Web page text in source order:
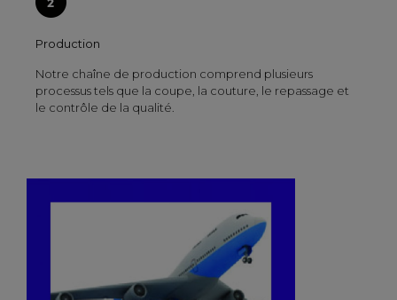
Production
Notre chaîne de production comprend plusieurs
processus tels que la coupe, la couture, le repassage et
le contrôle de la qualité.